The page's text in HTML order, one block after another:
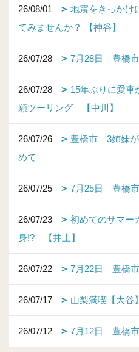
26/08/01
地震をきっかけ
てみませんか？ 【神谷】
26/07/28 7月28日 豊橋
26/07/28
15年ぶりに愛車
願ツーリング 【中川】
26/07/26
豊橋市 3姉妹が
めて
26/07/25 7月25日 豊橋
26/07/23
初めてのサマー
身!? 【井上】
26/07/22 7月22日 豊橋
26/07/17 山梨満喫【大谷】
26/07/12 7月12日 豊橋